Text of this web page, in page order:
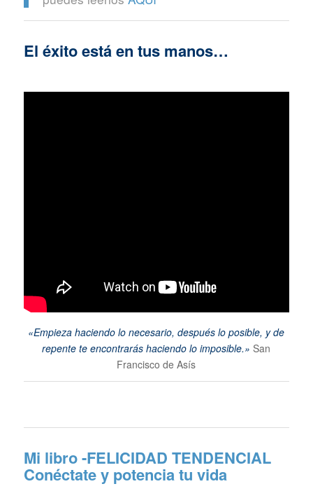
El éxito está en tus manos…
«Empieza haciendo lo necesario, después lo posible, y de
repente te encontrarás haciendo lo imposible.» San
Francisco de Asís
Mi libro -FELICIDAD TENDENCIAL
Conéctate y potencia tu vida